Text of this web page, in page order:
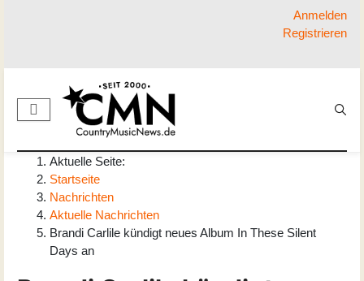
Anmelden
Registrieren
Aktuelle Seite:
Startseite
Nachrichten
Aktuelle Nachrichten
Brandi Carlile kündigt neues Album In These Silent
Days an